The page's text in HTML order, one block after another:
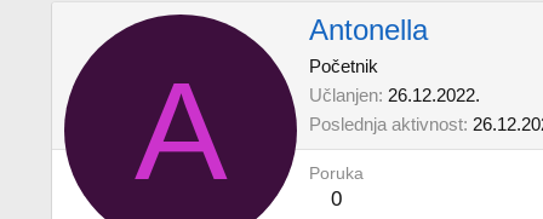
A
Antonella
Početnik
Učlanjen 26.12.2022.
Poslednja aktivnost
Poruka
0